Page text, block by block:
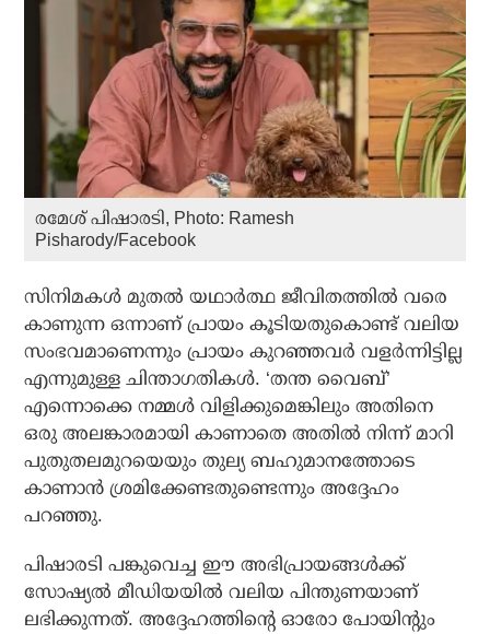
രമേശ് പിഷാരടി, Photo: Ramesh
Pisharody/Facebook
സിനിമകൾ മുതൽ യഥാർത്ഥ ജീവിതത്തിൽ വരെ
കാണുന്ന ഒന്നാണ് പ്രായം കൂടിയതുകൊണ്ട് വലിയ
സംഭവമാണെന്നും പ്രായം കുറഞ്ഞവർ വളർന്നിട്ടില്ല
എന്നുമുള്ള ചിന്താഗതികൾ. ‘തന്ത വൈബ്’
എന്നൊക്കെ നമ്മൾ വിളിക്കുമെങ്കിലും അതിനെ
ഒരു അലങ്കാരമായി കാണാതെ അതിൽ നിന്ന് മാറി
പുതുതലമുറയെയും തുല്യ ബഹുമാനത്തോടെ
കാണാൻ ശ്രമിക്കേണ്ടതുണ്ടെന്നും അദ്ദേഹം
പറഞ്ഞു.
പിഷാരടി പങ്കുവെച്ച ഈ അഭിപ്രായങ്ങൾക്ക്
സോഷ്യൽ മീഡിയയിൽ വലിയ പിന്തുണയാണ്
ലഭിക്കുന്നത്. അദ്ദേഹത്തിന്റെ ഓരോ പോയിന്റും